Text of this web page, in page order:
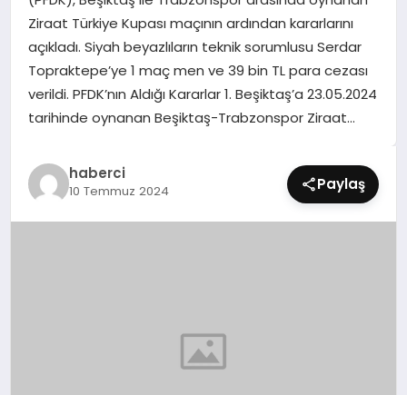
SAĞLIK
SIYASET
SPOR
YAŞAM
Ziraat Türkiye Kupası maçının ardından kararlarını
açıkladı. Siyah beyazlıların teknik sorumlusu Serdar
Topraktepe’ye 1 maç men ve 39 bin TL para cezası
verildi. PFDK’nın Aldığı Kararlar 1. Beşiktaş’a 23.05.2024
tarihinde oynanan Beşiktaş-Trabzonspor Ziraat…
haberci
10 Temmuz 2024 Paylaş